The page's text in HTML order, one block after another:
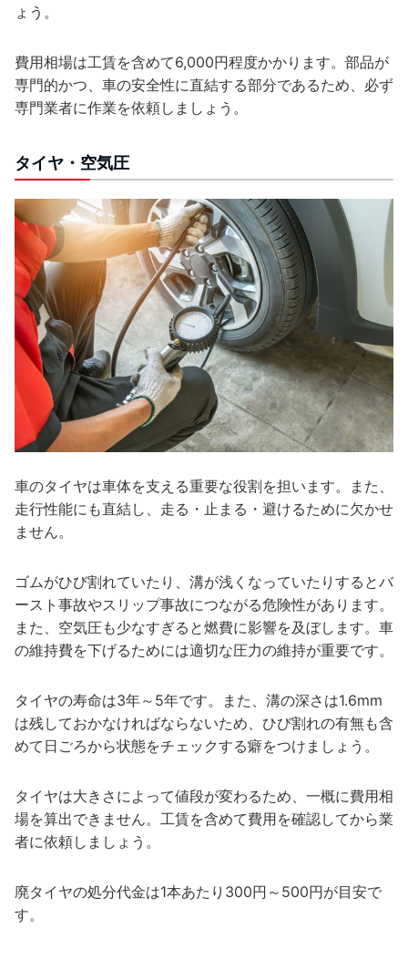
ょう。
費用相場は工賃を含めて6,000円程度かかります。部品が
専門的かつ、車の安全性に直結する部分であるため、必ず
専門業者に作業を依頼しましょう。
タイヤ・空気圧
車のタイヤは車体を支える重要な役割を担います。また、
走行性能にも直結し、走る・止まる・避けるために欠かせ
ません。
ゴムがひび割れていたり、溝が浅くなっていたりするとバ
ースト事故やスリップ事故につながる危険性があります。
また、空気圧も少なすぎると燃費に影響を及ぼします。車
の維持費を下げるためには適切な圧力の維持が重要です。
タイヤの寿命は3年～5年です。また、溝の深さは1.6mm
は残しておかなければならないため、ひび割れの有無も含
めて日ごろから状態をチェックする癖をつけましょう。
タイヤは大きさによって値段が変わるため、一概に費用相
場を算出できません。工賃を含めて費用を確認してから業
者に依頼しましょう。
廃タイヤの処分代金は1本あたり300円～500円が目安で
す。